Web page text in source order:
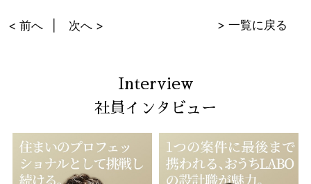
> 一覧に戻る
< 前へ 次へ >
Interview
社員インタビュー